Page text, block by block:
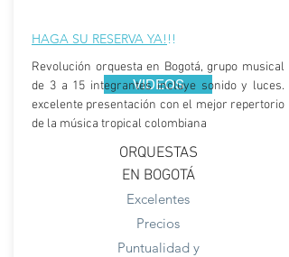
HAGA SU RESERVA YA!!!
VIDEOS
Revolución orquesta en Bogotá, grupo musical
de 3 a 15 integrantes incluye sonido y luces.
excelente presentación con el mejor repertorio
de la música tropical colombiana
ORQUESTAS
EN BOGOTÁ
Excelentes
Precios
Puntualidad y